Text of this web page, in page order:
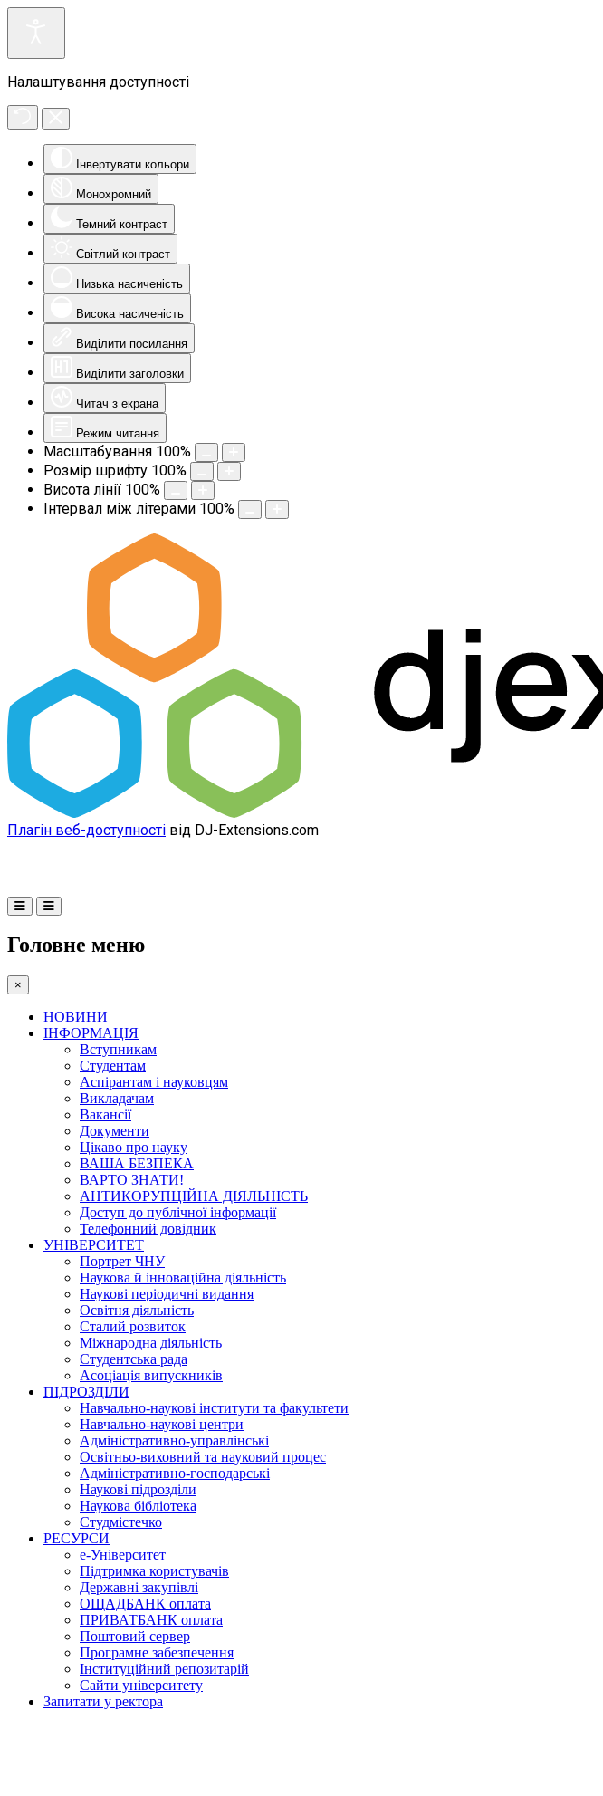
Налаштування доступності
Інвертувати кольори
Монохромний
Темний контраст
Світлий контраст
Низька насиченість
Висока насиченість
Виділити посилання
Виділити заголовки
Читач з екрана
Режим читання
Масштабування 100%
Розмір шрифту 100%
Висота лінії 100%
Інтервал між літерами 100%
Плагін веб-доступності від DJ-Extensions.com
Головне меню
×
НОВИНИ
ІНФОРМАЦІЯ
Вступникам
Студентам
Аспірантам і науковцям
Викладачам
Вакансії
Документи
Цікаво про науку
ВАША БЕЗПЕКА
ВАРТО ЗНАТИ!
АНТИКОРУПЦІЙНА ДІЯЛЬНІСТЬ
Доступ до публічної інформації
Телефонний довідник
УНІВЕРСИТЕТ
Портрет ЧНУ
Наукова й інноваційна діяльність
Наукові періодичні видання
Освітня діяльність
Сталий розвиток
Міжнародна діяльність
Студентська рада
Асоціація випускників
ПІДРОЗДІЛИ
Навчально-наукові інститути та факультети
Навчально-наукові центри
Адміністративно-управлінські
Освітньо-виховний та науковий процес
Адміністративно-господарські
Наукові підрозділи
Наукова бібліотека
Студмістечко
РЕСУРСИ
е-Університет
Підтримка користувачів
Державні закупівлі
ОЩАДБАНК оплата
ПРИВАТБАНК оплата
Поштовий сервер
Програмне забезпечення
Інституційний репозитарій
Сайти університету
Запитати у ректора